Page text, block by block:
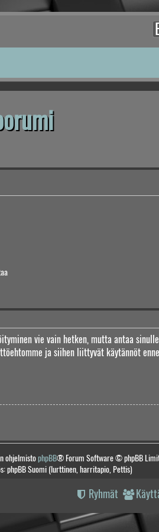
vie vain hetken, mutta antaa
ja siihen liittyvät käytännöt
ohjelmistophpBB® Forum Software © phpBB
phpBB Suomi (lurttinen, harritapio, Pettis)
Ryhmät